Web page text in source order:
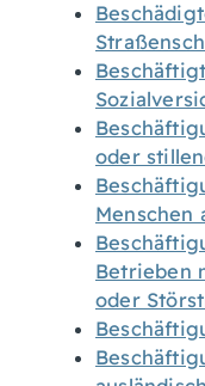
oder
Menschen
Betrieben
oder